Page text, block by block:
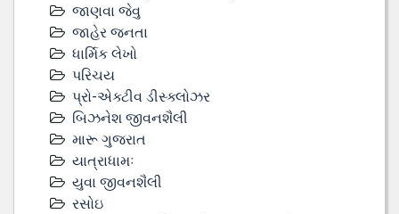
જાણવા જેવુ
જાહેર જનતા
ધાર્મિક લેખો
પરિચય
પ્રો-એક્ટીવ ડીસ્‍ક્લોઝર
બિઝનેશ જીવનશૈલી
મારૂ ગુજરાત
યાત્રાધામઃ
યુવા જીવનશૈલી
રસોઇ